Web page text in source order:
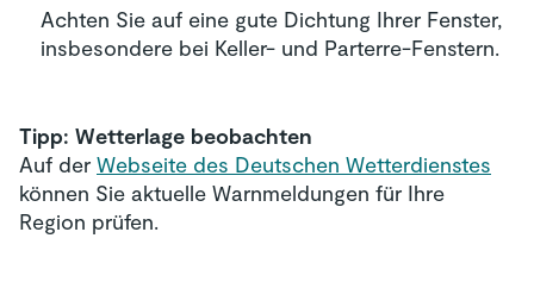
Achten Sie auf eine gute Dichtung Ihrer Fenster,
insbesondere bei Keller- und Parterre-Fenstern.
Tipp: Wetterlage beobachten
Auf der Webseite des Deutschen Wetterdienstes
können Sie aktuelle Warnmeldungen für Ihre
Region prüfen.